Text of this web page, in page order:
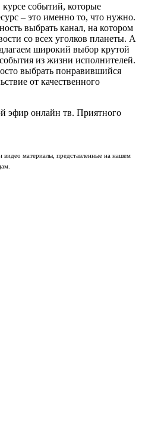
событий, которые
– это именно то, что нужно.
выбрать канал, на котором
со всех уголков планеты. А
широкий выбор крутой
из жизни исполнителей.
выбрать понравившийся
от качественного
эфир онлайн тв. Приятного
материалы, представленные на нашем